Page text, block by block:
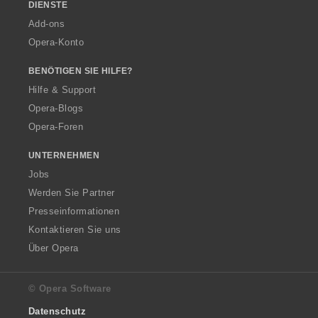
DIENSTE
Add-ons
Opera-Konto
BENÖTIGEN SIE HILFE?
Hilfe & Support
Opera-Blogs
Opera-Foren
UNTERNEHMEN
Jobs
Werden Sie Partner
Presseinformationen
Kontaktieren Sie uns
Über Opera
© Opera Software
Datenschutz